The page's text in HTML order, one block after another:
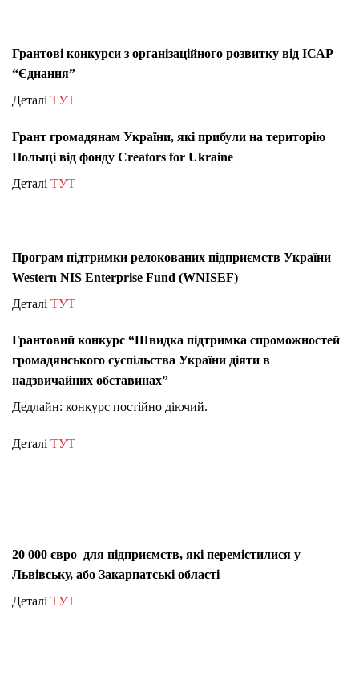
Грантові конкурси з організаційного розвитку від ІСАР
“Єднання”
Деталі ТУТ
Грант громадянам України, які прибули на територію
Польщі від фонду Creators for Ukraine
Деталі ТУТ
Програм підтримки релокованих підприємств України
Western NIS Enterprise Fund (WNISEF)
Деталі ТУТ
Грантовий конкурс “Швидка підтримка спроможностей
громадянського суспільства України діяти в
надзвичайних обставинах”
Дедлайн: конкурс постійно діючий.
Деталі ТУТ
20 000 євро для підприємств, які перемістилися у
Львівську, або Закарпатські області
Деталі ТУТ